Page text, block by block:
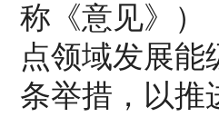
称《意见》）
点领域发展能
条举措，以推